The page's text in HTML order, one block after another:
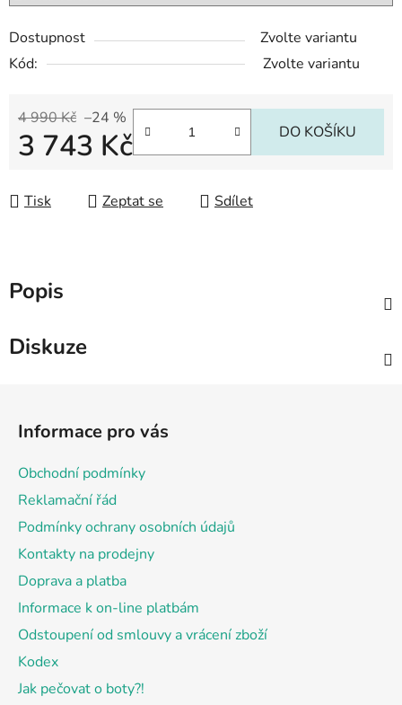
Dostupnost
Zvolte variantu
Kód:
Zvolte variantu
4 990 Kč –24 %
3 743 Kč DO KOŠÍKU
Tisk Zeptat se Sdílet
Popis
Diskuze
Informace pro vás
Obchodní podmínky
Reklamační řád
Podmínky ochrany osobních údajů
Kontakty na prodejny
Doprava a platba
Informace k on-line platbám
Odstoupení od smlouvy a vrácení zboží
Kodex
Jak pečovat o boty?!